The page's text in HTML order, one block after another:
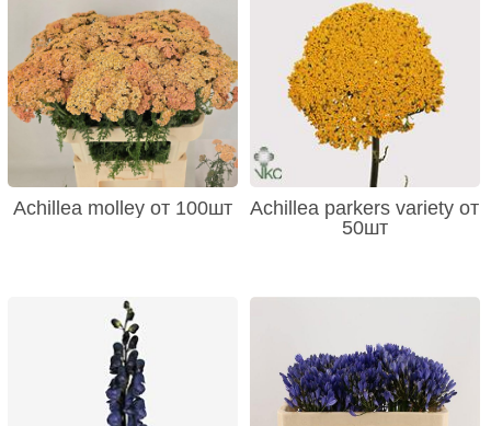
Achillea molley от 100шт
Achillea parkers variety от
50шт